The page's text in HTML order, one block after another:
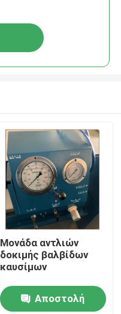
Μονάδα αντλιών
δοκιμής βαλβίδων
καυσίμων
Αποστολή